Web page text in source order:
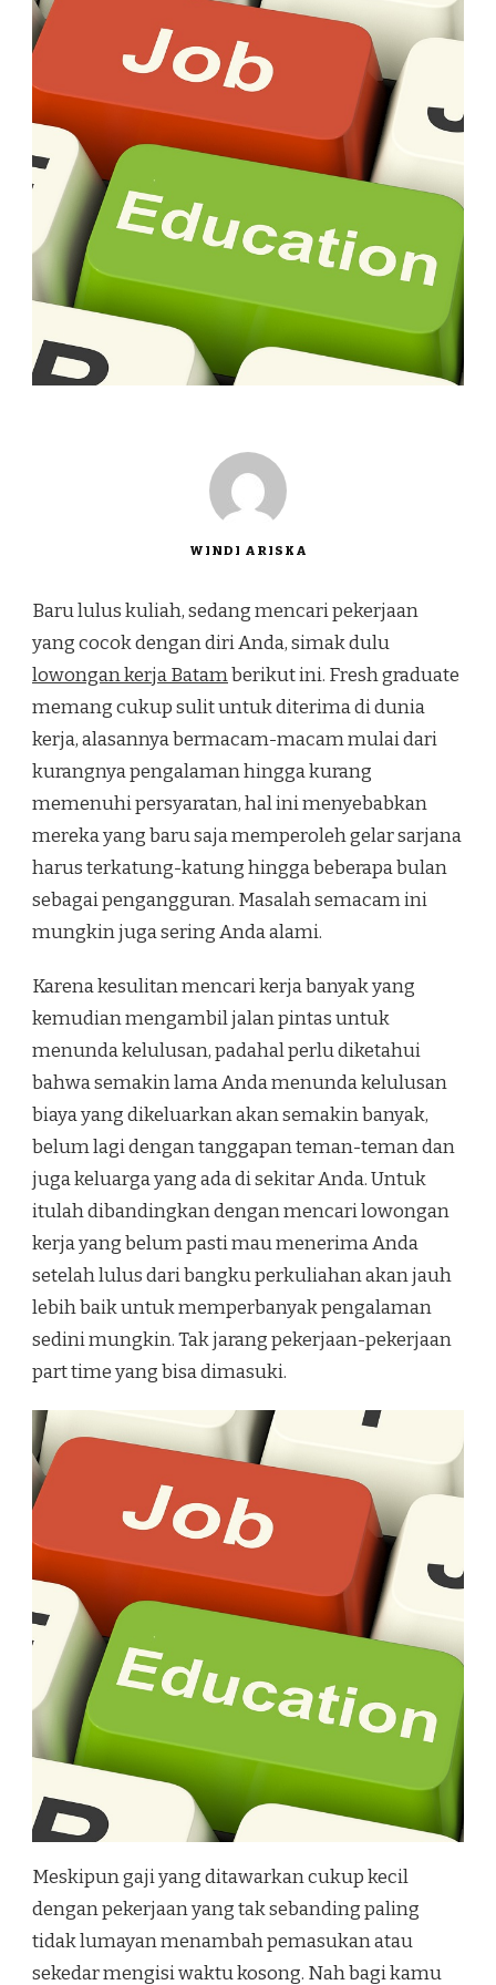
WINDI ARISKA
Baru lulus kuliah, sedang mencari pekerjaan
yang cocok dengan diri Anda, simak dulu
lowongan kerja Batamberikut ini. Fresh graduate
memang cukup sulit untuk diterima di dunia
kerja, alasannya bermacam-macam mulai dari
kurangnya pengalaman hingga kurang
memenuhi persyaratan, hal ini menyebabkan
mereka yang baru saja memperoleh gelar sarjana
harus terkatung-katung hingga beberapa bulan
sebagai pengangguran. Masalah semacam ini
mungkin juga sering Anda alami.
Karena kesulitan mencari kerja banyak yang
kemudian mengambil jalan pintas untuk
menunda kelulusan, padahal perlu diketahui
bahwa semakin lama Anda menunda kelulusan
biaya yang dikeluarkan akan semakin banyak,
belum lagi dengan tanggapan teman-teman dan
juga keluarga yang ada di sekitar Anda. Untuk
itulah dibandingkan dengan mencari lowongan
kerja yang belum pasti mau menerima Anda
setelah lulus dari bangku perkuliahan akan jauh
lebih baik untuk memperbanyak pengalaman
sedini mungkin. Tak jarang pekerjaan-pekerjaan
part time yang bisa dimasuki.
Meskipun gaji yang ditawarkan cukup kecil
dengan pekerjaan yang tak sebanding paling
tidak lumayan menambah pemasukan atau
sekedar mengisi waktu kosong. Nah bagi kamu